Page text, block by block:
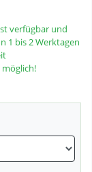
verfügbar und
1 bis 2 Werktagen